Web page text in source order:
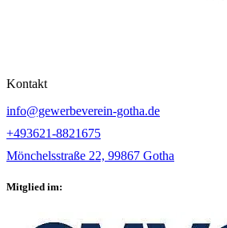
Kontakt
info@gewerbeverein-gotha.de
+493621-8821675
Mönchelsstraße 22, 99867 Gotha
Mitglied im: